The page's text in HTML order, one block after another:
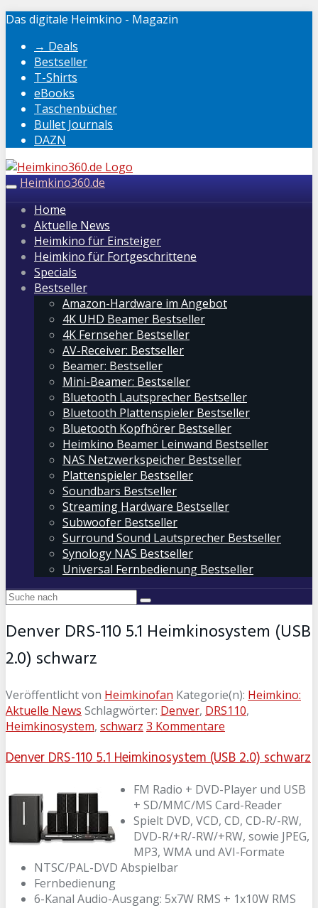
Skip
main
content
Das digitale Heimkino - Magazin
→ Deals
Bestseller
T-Shirts
eBooks
Taschenbücher
Bullet Journals
DAZN
Toggle
navigation
Heimkino360.de
Home
Aktuelle News
Heimkino für Einsteiger
Heimkino für Fortgeschrittene
Specials
Bestseller
Amazon-Hardware im Angebot
4K UHD Beamer Bestseller
4K Fernseher Bestseller
AV-Receiver: Bestseller
Beamer: Bestseller
Mini-Beamer: Bestseller
Bluetooth Lautsprecher Bestseller
Bluetooth Plattenspieler Bestseller
Bluetooth Kopfhörer Bestseller
Heimkino Beamer Leinwand Bestseller
NAS Netzwerkspeicher Bestseller
Plattenspieler Bestseller
Soundbars Bestseller
Streaming Hardware Bestseller
Subwoofer Bestseller
Surround Sound Lautsprecher Bestseller
Synology NAS Bestseller
Universal Fernbedienung Bestseller
Denver DRS-110 5.1 Heimkinosystem (USB
2.0) schwarz
Veröffentlicht von Heimkinofan Kategorie(n): Heimkino:
Aktuelle News Schlagwörter: Denver, DRS110,
Heimkinosystem, schwarz 3 Kommentare
Denver DRS-110 5.1 Heimkinosystem (USB 2.0) schwarz
FM Radio + DVD-Player und USB
+ SD/MMC/MS Card-Reader
Spielt DVD, VCD, CD, CD-R/-RW,
DVD-R/+R/-RW/+RW, sowie JPEG,
MP3, WMA und AVI-Formate
NTSC/PAL-DVD Abspielbar
Fernbedienung
6-Kanal Audio-Ausgang: 5x7W RMS + 1x10W RMS